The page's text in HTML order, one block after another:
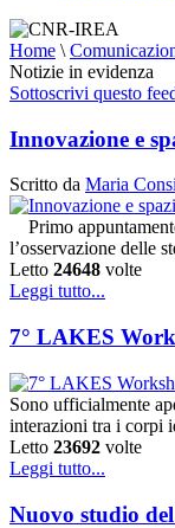
Home \
Notizie in evidenza
Sottoscrivi questo
Innovazione e
Scritto da Maria
Primo
l’osservazione delle
Letto 24648 volte
Leggi tutto...
7° LAKES
Sono ufficialmente
interazioni tra i corpi
Letto 23692 volte
Leggi tutto...
Nuovo studio